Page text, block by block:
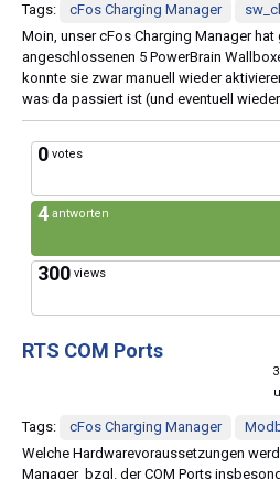
Tags: cFos Charging Manager
Moin, unser cFos Charging Manager hat
angeschlossenen 5 PowerBrain
konnte sie zwar manuell wieder
was da passiert ist (und eventuell
0 votes
4 antworten
300 views
RTS COM Ports
Tags: cFos Charging Manager
Welche Hardwarevoraussetzungen
Manager bzgl. der COM Ports